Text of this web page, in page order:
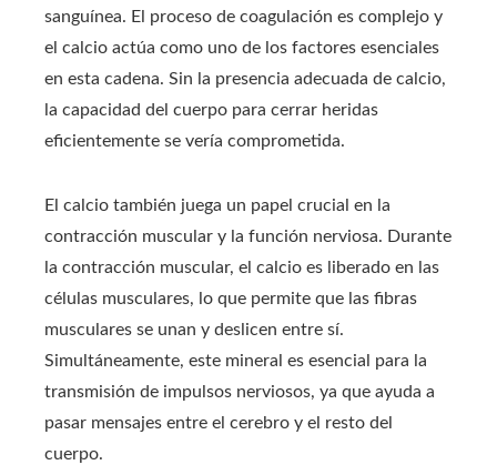
sanguínea. El proceso de coagulación es complejo y
el calcio actúa como uno de los factores esenciales
en esta cadena. Sin la presencia adecuada de calcio,
la capacidad del cuerpo para cerrar heridas
eficientemente se vería comprometida.
El calcio también juega un papel crucial en la
contracción muscular y la función nerviosa. Durante
la contracción muscular, el calcio es liberado en las
células musculares, lo que permite que las fibras
musculares se unan y deslicen entre sí.
Simultáneamente, este mineral es esencial para la
transmisión de impulsos nerviosos, ya que ayuda a
pasar mensajes entre el cerebro y el resto del
cuerpo.